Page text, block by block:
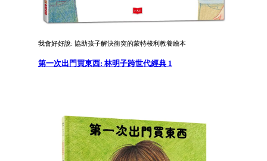
我會好好說: 協助孩子解決衝突的蒙特梭利教養繪本
第一次出門買東西: 林明子跨世代經典 1